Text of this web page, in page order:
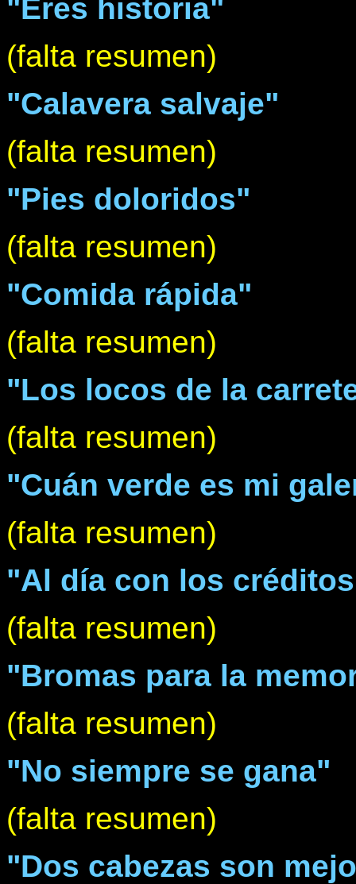
"Eres historia"
(falta resumen)
"Calavera salvaje"
(falta resumen)
"Pies doloridos"
(falta resumen)
"Comida rápida"
(falta resumen)
"Los locos de la
(falta resumen)
"Cuán verde es mi
(falta resumen)
"Al día con los
(falta resumen)
"Bromas para la
(falta resumen)
"No siempre se gana"
(falta resumen)
"Dos cabezas son